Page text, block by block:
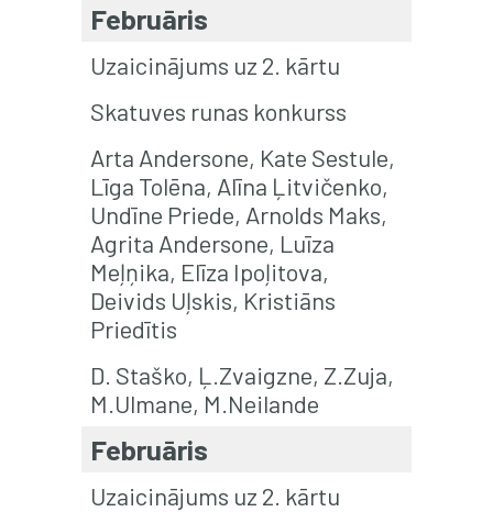
Februāris
Uzaicinājums uz 2. kārtu
Skatuves runas konkurss
Arta Andersone, Kate Sestule,
Līga Tolēna, Alīna Ļitvičenko,
Undīne Priede, Arnolds Maks,
Agrita Andersone, Luīza
Meļņika, Elīza Ipoļitova,
Deivids Uļskis, Kristiāns
Priedītis
D. Staško, Ļ.Zvaigzne, Z.Zuja,
M.Ulmane, M.Neilande
Februāris
Uzaicinājums uz 2. kārtu